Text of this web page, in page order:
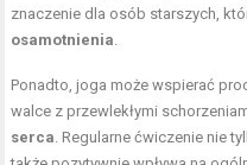
znaczenie dla osób starszych,
osamotnienia
Ponadto, joga może wspierać
walce z przewlekłymi
serca . Regularne ćwiczenie nie